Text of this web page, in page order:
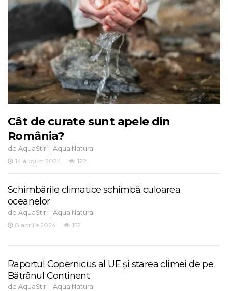
Cât de curate sunt apele din
România?
de AquaStiri | Aqua Natura
14 august 2024
122
Schimbările climatice schimbă culoarea
oceanelor
de AquaStiri | Aqua Natura
8 aprilie 2024
152
Raportul Copernicus al UE și starea climei de pe
Bătrânul Continent
de AquaStiri | Aqua Natura